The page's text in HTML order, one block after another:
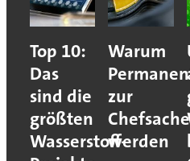
Top 10:
Das
sind die
größten
Wasserstoff-
Warum
zur
Chefsache
werden